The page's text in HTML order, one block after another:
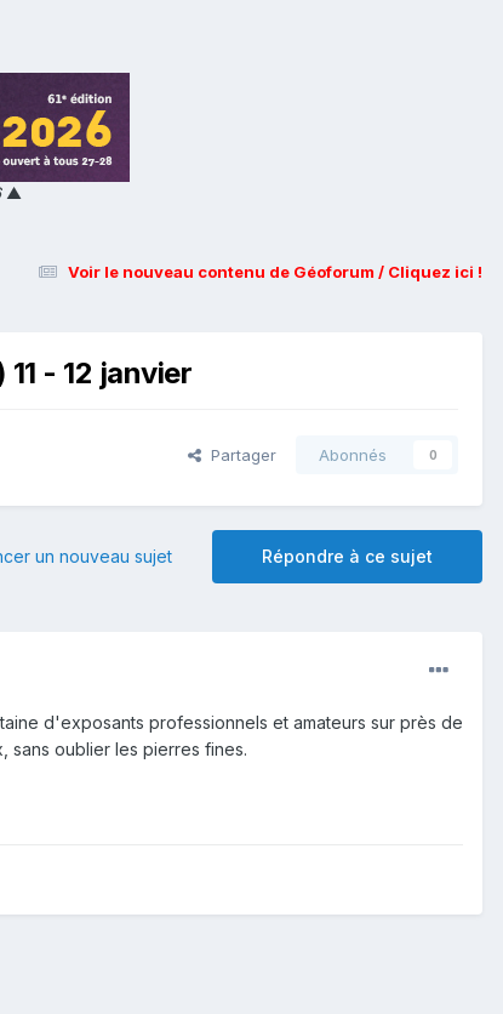
▲
Voir le nouveau contenu de Géoforum / Cliquez ici !
- 12 janvier
Partager Abonnés 0
Répondre à ce sujet
un nouveau sujet
d'exposants professionnels et amateurs sur près de
sans oublier les pierres fines.